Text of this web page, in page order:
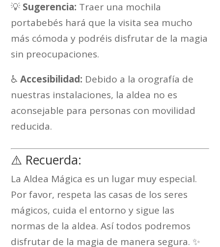
💡 Sugerencia: Traer una mochila
portabebés hará que la visita sea mucho
más cómoda y podréis disfrutar de la magia
sin preocupaciones.
♿Accesibilidad: Debido a la orografía de
nuestras instalaciones, la aldea no es
aconsejable para personas con movilidad
reducida.
⚠️ Recuerda:
La Aldea Mágica es un lugar muy especial.
Por favor, respeta las casas de los seres
mágicos, cuida el entorno y sigue las
normas de la aldea. Así todos podremos
disfrutar de la magia de manera segura. ✨